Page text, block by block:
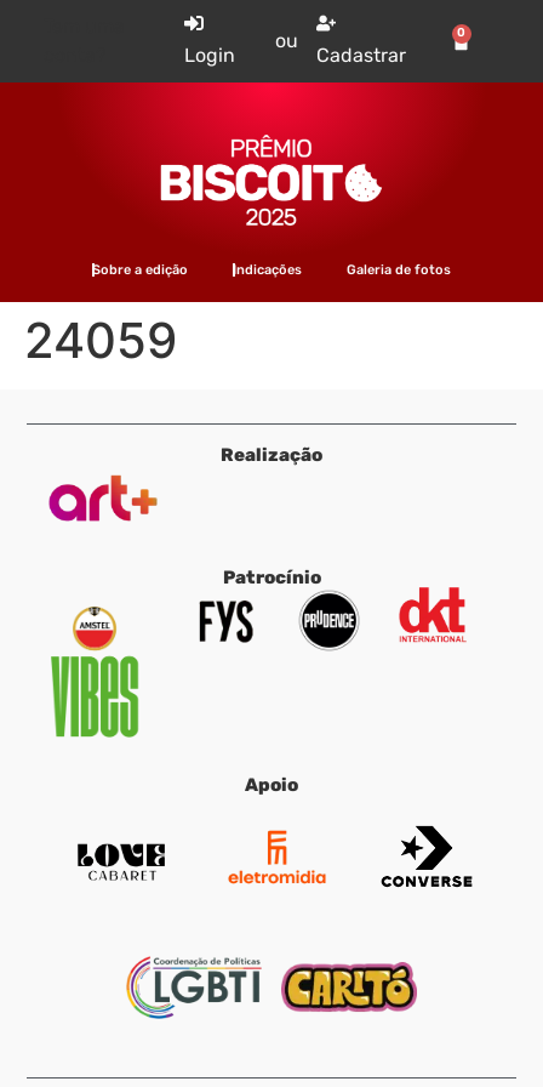
Login
ou
Cadastrar
0
Sobre a edição Indicações Galeria de fotos
24059
Realização
Patrocínio
Apoio